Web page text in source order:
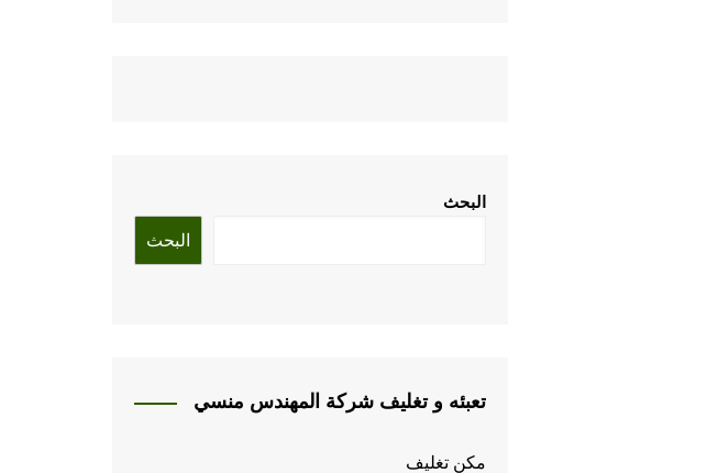
البحث
البحث
تعبئه و تغليف شركة المهندس منسي
مكن تغليف